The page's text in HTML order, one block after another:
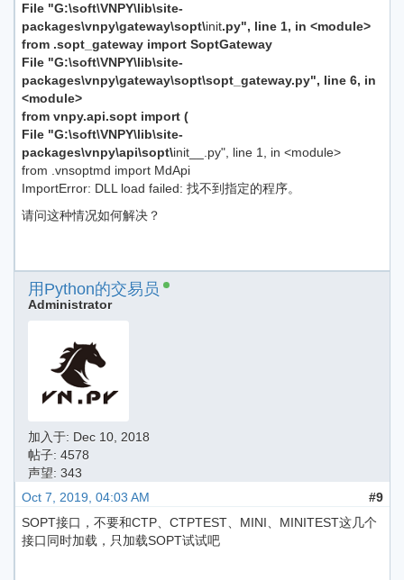
File "G:\soft\VNPY\lib\site-
packages\vnpy\gateway\sopt\init.py", line 1, in <module>
from .sopt_gateway import SoptGateway
File "G:\soft\VNPY\lib\site-
packages\vnpy\gateway\sopt\sopt_gateway.py", line 6, in
<module>
from vnpy.api.sopt import (
File "G:\soft\VNPY\lib\site-
packages\vnpy\api\sopt\init__.py", line 1, in <module>
from .vnsoptmd import MdApi
ImportError: DLL load failed: 找不到指定的程序。
请问这种情况如何解决？
用Python的交易员
Administrator
加入于: Dec 10, 2018
帖子: 4578
声望: 343
Oct 7, 2019, 04:03 AM
#9
SOPT接口，不要和CTP、CTPTEST、MINI、MINITEST这几个
接口同时加载，只加载SOPT试试吧